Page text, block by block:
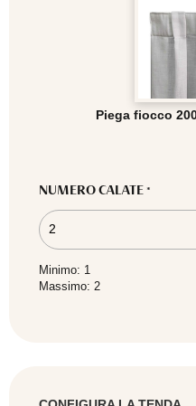
Piega fiocco
NUMERO CALATE*
Minimo: 1
Massimo: 2